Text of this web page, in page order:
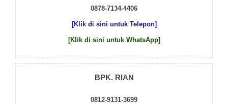
0878-7134-4406
[Klik di sini untuk Telepon]
[Klik di sini untuk WhatsApp]
BPK. RIAN
0812-9131-3699